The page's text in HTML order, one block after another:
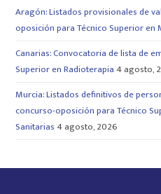
Aragón: Listados provisionales de
oposición para Técnico Superior en
Canarias: Convocatoria de lista de
Superior en Radioterapia 4 agosto,
Murcia: Listados definitivos de
concurso-oposición para Técnico
Sanitarias 4 agosto, 2026